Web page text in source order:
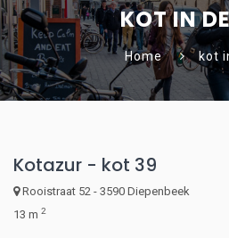
KOT IN
Home kot
Kotazur - kot 39
Rooistraat 52 - 3590 Diepenbeek
13 m 2